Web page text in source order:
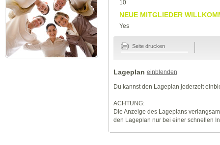
10
NEUE MITGLIEDER
Yes
Seite drucken
Lageplan einblenden
Du kannst den Lageplan jederzeit
ACHTUNG:
Die Anzeige des Lageplans
den Lageplan nur bei einer schnellen